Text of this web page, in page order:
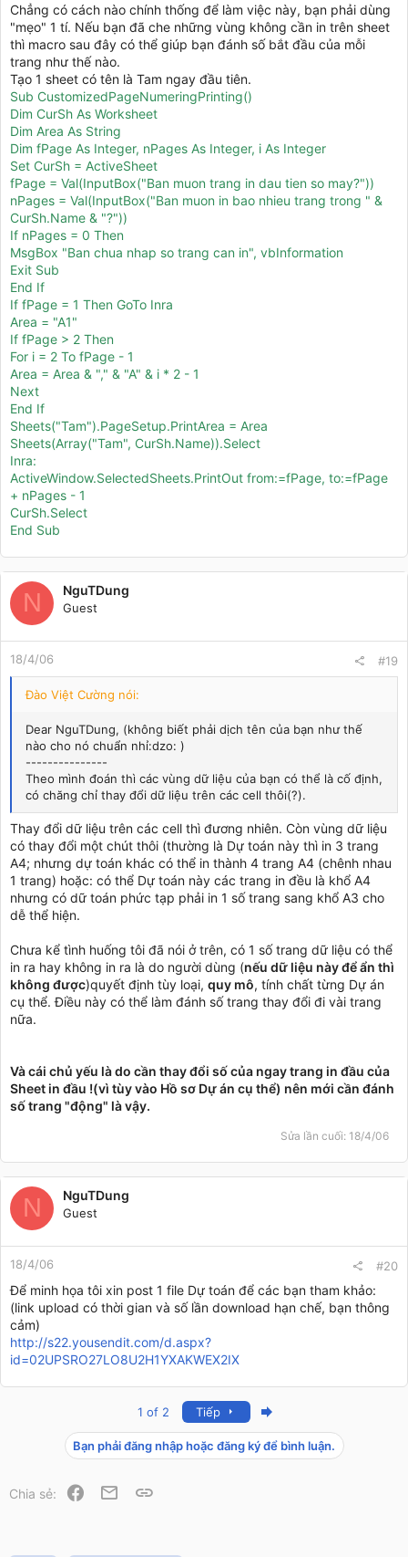
Chẳng có cách nào chính thống để làm việc này, bạn phải dùng
"mẹo" 1 tí. Nếu bạn đã che những vùng không cần in trên sheet
thì macro sau đây có thể giúp bạn đánh số bắt đầu của mỗi
trang như thế nào.
Tạo 1 sheet có tên là Tam ngay đầu tiên.
Sub CustomizedPageNumeringPrinting()
Dim CurSh As Worksheet
Dim Area As String
Dim fPage As Integer, nPages As Integer, i As Integer
Set CurSh = ActiveSheet
fPage = Val(InputBox("Ban muon trang in dau tien so may?"))
nPages = Val(InputBox("Ban muon in bao nhieu trang trong " &
CurSh.Name & "?"))
If nPages = 0 Then
MsgBox "Ban chua nhap so trang can in", vbInformation
Exit Sub
End If
If fPage = 1 Then GoTo Inra
Area = "A1"
If fPage > 2 Then
For i = 2 To fPage - 1
Area = Area & "," & "A" & i * 2 - 1
Next
End If
Sheets("Tam").PageSetup.PrintArea = Area
Sheets(Array("Tam", CurSh.Name)).Select
Inra:
ActiveWindow.SelectedSheets.PrintOut from:=fPage, to:=fPage
+ nPages - 1
CurSh.Select
End Sub
N NguTDung
Guest
18/4/06 #19
Đào Việt Cường nói:
Dear NguTDung, (không biết phải dịch tên của bạn như thế
nào cho nó chuẩn nhỉ:dzo: )
---------------
Theo mình đoán thì các vùng dữ liệu của bạn có thể là cố định,
có chăng chỉ thay đổi dữ liệu trên các cell thôi(?).
Thay đổi dữ liệu trên các cell thì đương nhiên. Còn vùng dữ liệu
có thay đổi một chút thôi (thường là Dự toán này thì in 3 trang
A4; nhưng dự toán khác có thể in thành 4 trang A4 (chênh nhau
1 trang) hoặc: có thể Dự toán này các trang in đều là khổ A4
nhưng có dữ toán phức tạp phải in 1 số trang sang khổ A3 cho
dễ thể hiện.
Chưa kể tình huống tôi đã nói ở trên, có 1 số trang dữ liệu có thể
in ra hay không in ra là do người dùng (nếu dữ liệu này để ẩn thì
không được)quyết định tùy loại, quy mô, tính chất từng Dự án
cụ thể. Điều này có thể làm đánh số trang thay đổi đi vài trang
nữa.
Và cái chủ yếu là do cần thay đổi số của ngay trang in đầu của
Sheet in đầu !(vì tùy vào Hồ sơ Dự án cụ thể) nên mới cần đánh
số trang "động" là vậy.
Sửa lần cuối: 18/4/06
N NguTDung
Guest
18/4/06 #20
Để minh họa tôi xin post 1 file Dự toán để các bạn tham khảo:
(link upload có thời gian và số lần download hạn chế, bạn thông
cảm)
http://s22.yousendit.com/d.aspx?
id=02UPSRO27LO8U2H1YXAKWEX2IX
1 of 2 Tiếp
Bạn phải đăng nhập hoặc đăng ký để bình luận.
Chia sẻ: Facebook
Email